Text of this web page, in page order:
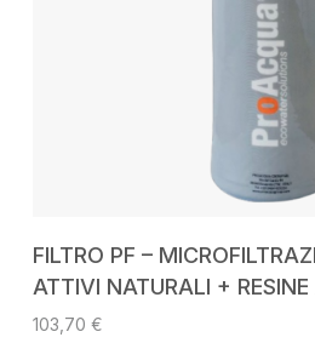
FILTRO PF –
ATTIVI NATURALI +
103,70 €